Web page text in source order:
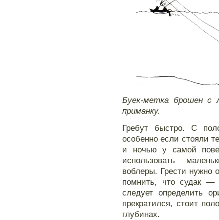
Буек-метка брошен с
приманку.
Гребут быстро. С
особенно если стояли
и ночью у самой
использовать
воблеры. Грести нужно
помнить, что судак —
следует определить
прекратился, стоит
глубинах.